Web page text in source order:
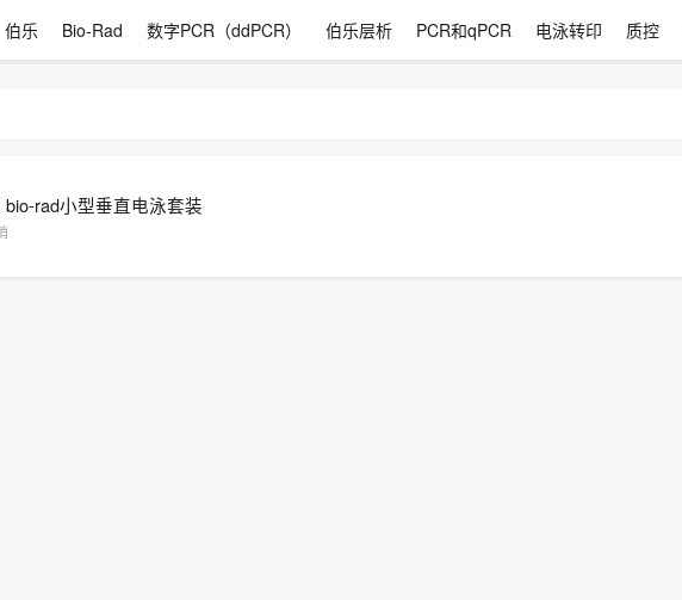
伯乐 Bio-Rad 数字PCR（ddPCR） 伯乐层析 PCR和qPCR 电泳转印 质控
rad小型垂直电泳套装